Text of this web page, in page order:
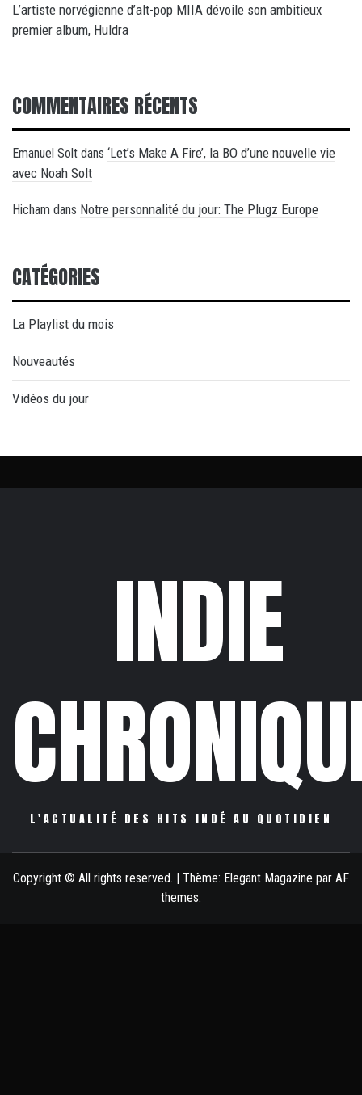
L’artiste norvégienne d’alt-pop MIIA dévoile son ambitieux
premier album, Huldra
COMMENTAIRES RÉCENTS
Emanuel Solt dans ‘Let’s Make A Fire’, la BO d’une nouvelle vie
avec Noah Solt
Hicham dans Notre personnalité du jour: The Plugz Europe
CATÉGORIES
La Playlist du mois
Nouveautés
Vidéos du jour
INDIE
L'ACTUALITÉ DES HITS INDÉ AU QUOTIDIEN
Copyright © All rights reserved. Thème: Elegant Magazine par AF
themes.